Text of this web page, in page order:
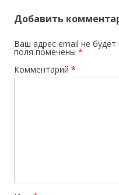
Добавить
Ваш адрес email не будет
поля помечены *
Комментарий *